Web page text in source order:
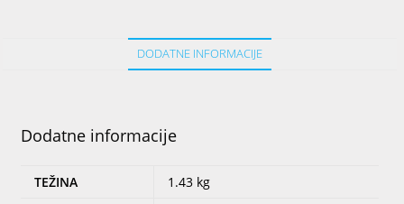
DODATNE INFORMACIJE
Dodatne informacije
TEŽINA
1.43 kg